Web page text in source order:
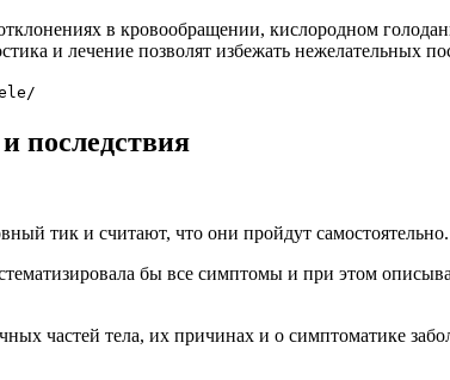
в кровообращении, кислородном
и лечение позволят избежать нежелательных
последствия
тик и считают, что они пройдут самостоятельно.
бы все симптомы и при этом
частей тела, их причинах и о симптоматике